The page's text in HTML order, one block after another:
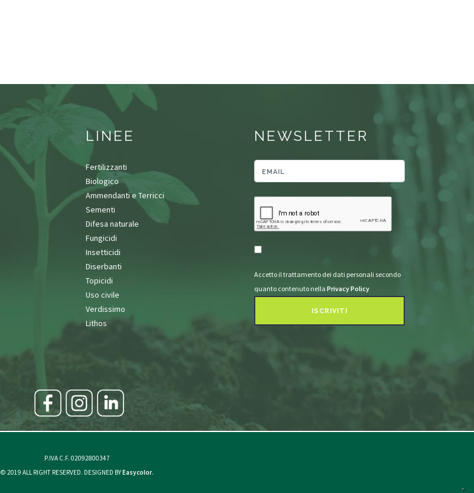
LINEE
Fertilizzanti
Biologico
Ammendanti e Terricci
Sementi
Difesa naturale
Fungicidi
Insetticidi
Diserbanti
Topicidi
Uso civile
Verdissimo
Lithos
NEWSLETTER
Accetto il trattamento dei dati personali secondo
quanto contenuto nella Privacy Policy
ISCRIVITI
P.IVA C.F. 02092800347
© 2019 ALL RIGHT RESERVED. DESIGNED BYEasycolor.